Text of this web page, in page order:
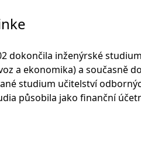
dokončila inženýrské
a ekonomika) a současně
studium učitelství
působila jako finanční
2006 dovršila doktorské